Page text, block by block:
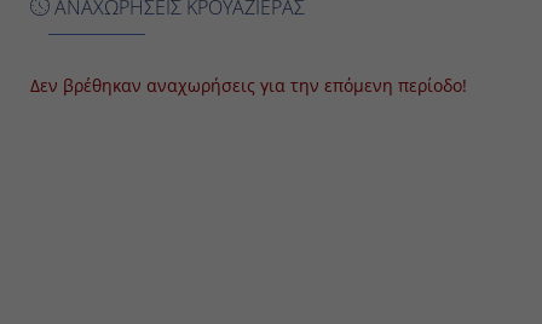
Ημέρα
ΑΝΑΧΩΡΗΣΕΙΣ ΚΡΟΥΑΖΙΕΡΑΣ
Δεν βρέθηκαν αναχωρήσεις για την επόμενη περίοδο!